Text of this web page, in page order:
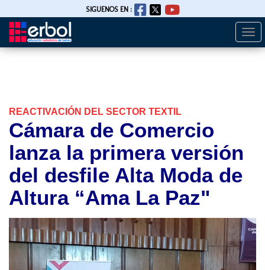
Pasar
SIGUENOS EN :
REACTIVACIÓN DEL SECTOR TEXTIL
Cámara de Comercio
lanza la primera versión
del desfile Alta Moda de
Altura “Ama La Paz"